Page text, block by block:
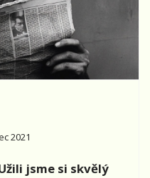
2021
jsme si skvělý